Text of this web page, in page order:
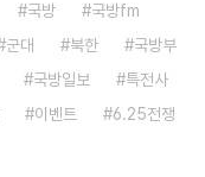
국방
국방fm
군대 북한
국방부
국방일보
특전사
이벤트
6.25전쟁